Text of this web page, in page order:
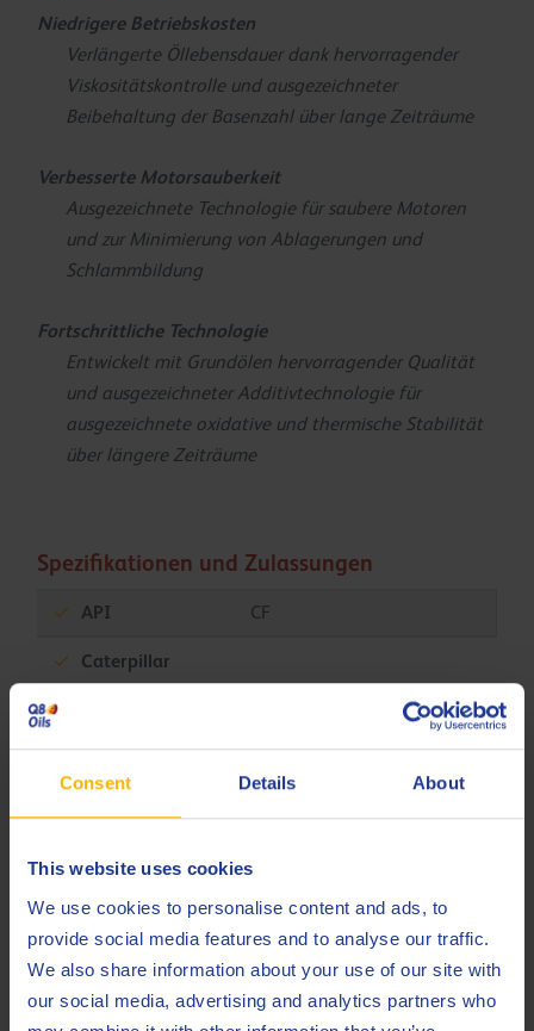
Consent Details About
This website uses cookies
We use cookies to personalise content and ads, to
provide social media features and to analyse our traffic.
We also share information about your use of our site with
our social media, advertising and analytics partners who
Niedrigere Betriebskosten
Verlängerte Öllebensdauer dank hervorragender
Viskositätskontrolle und ausgezeichneter
Beibehaltung der Basenzahl über lange Zeiträume
Verbesserte Motorsauberkeit
Ausgezeichnete Technologie für saubere Motoren
und zur Minimierung von Ablagerungen und
Schlammbildung
Fortschrittliche Technologie
Entwickelt mit Grundölen hervorragender Qualität
und ausgezeichneter Additivtechnologie für
ausgezeichnete oxidative und thermische Stabilität
über längere Zeiträume
Spezifikationen und Zulassungen
API CF
Caterpillar